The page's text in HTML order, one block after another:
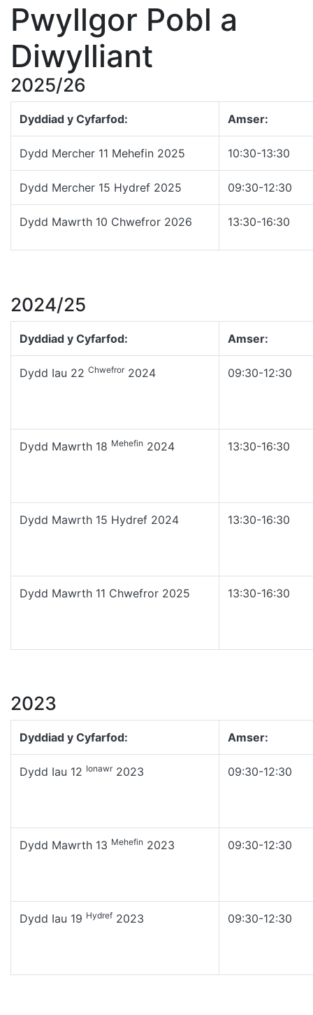
Pwyllgor Pobl a
Diwylliant
2025/26
Dyddiad y Cyfarfod: Amser:
Dydd Mercher 11 Mehefin 2025 10:30-13:30
Dydd Mercher 15 Hydref 2025 09:30-12:30
Dydd Mawrth 10 Chwefror 2026 13:30-16:30
2024/25
Dyddiad y Cyfarfod: Amser:
Dydd Iau 22 Chwefror 2024 09:30-12:30
Dydd Mawrth 18 Mehefin 2024 13:30-16:30
Dydd Mawrth 15 Hydref 2024 13:30-16:30
Dydd Mawrth 11 Chwefror 2025 13:30-16:30
2023
Dyddiad y Cyfarfod: Amser:
Dydd Iau 12 Ionawr 2023 09:30-12:30
Dydd Mawrth 13 Mehefin 2023 09:30-12:30
Dydd Iau 19 Hydref 2023 09:30-12:30